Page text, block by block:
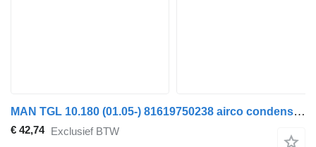
MAN TGL 10.180 (01.05-) 81619750238 airco condensor voor MAN TGL, TGM, TGS, TGX (2005-2021) trekker
€ 42,74 Exclusief BTW